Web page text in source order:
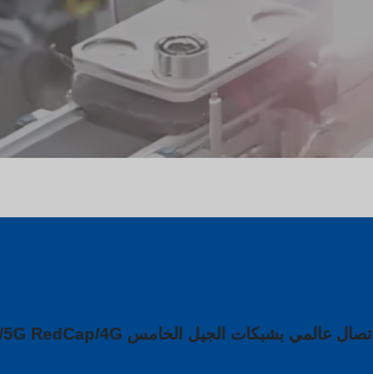
اتصال عالمي بشبكات الجيل الخامس 5G/5G RedCap/4G لتوفير اتصال خارجي موثوق